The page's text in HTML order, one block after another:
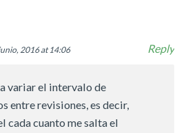
2016 at 14:06 Reply
variar el intervalo de
entre revisiones, es decir,
cada cuanto me salta el